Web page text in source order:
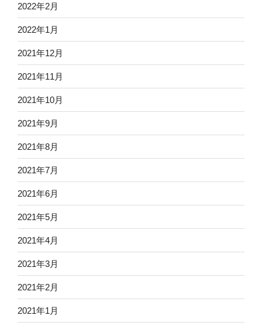
2022年2月
2022年1月
2021年12月
2021年11月
2021年10月
2021年9月
2021年8月
2021年7月
2021年6月
2021年5月
2021年4月
2021年3月
2021年2月
2021年1月